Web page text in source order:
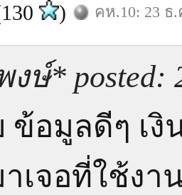
) คห.10: 23 ธ.
งษ์* posted:
ข้อมูลดีๆ เ
เจอที่ใช้งา